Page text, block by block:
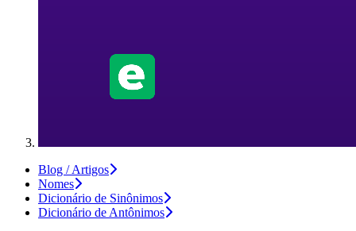
Blog / Artigos
Nomes
Dicionário de Sinônimos
Dicionário de Antônimos